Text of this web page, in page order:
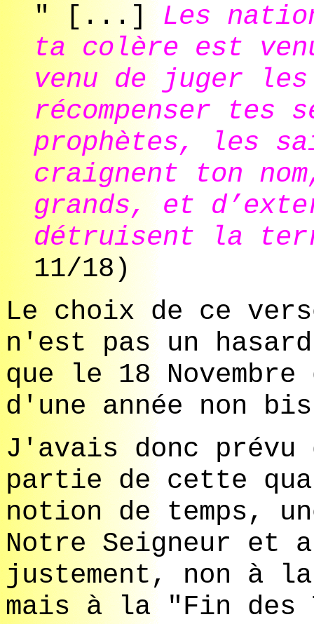
" [...] Les
ta colère est
venu de juger
récompenser tes
prophètes, les
craignent ton
grands, et
détruisent la
11/18)
Le choix de ce
n'est pas un
que le 18
d'une année non
J'avais donc prévu
partie de cette
notion de temps,
Notre Seigneur et
justement, non à
mais à la "Fin des